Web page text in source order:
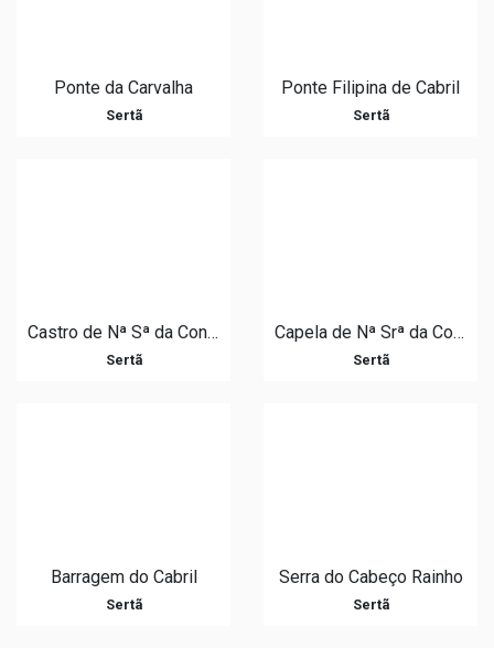
Ponte da Carvalha
Sertã
Ponte Filipina de Cabril
Sertã
Castro de Nª Sª da Confiança
Sertã
Capela de Nª Srª da Confiança
Sertã
Barragem do Cabril
Sertã
Serra do Cabeço Rainho
Sertã